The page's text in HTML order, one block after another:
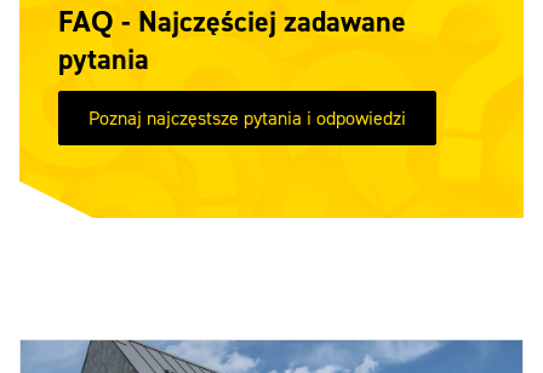
FAQ - Najczęściej zadawane
pytania
Poznaj najczęstsze pytania i odpowiedzi